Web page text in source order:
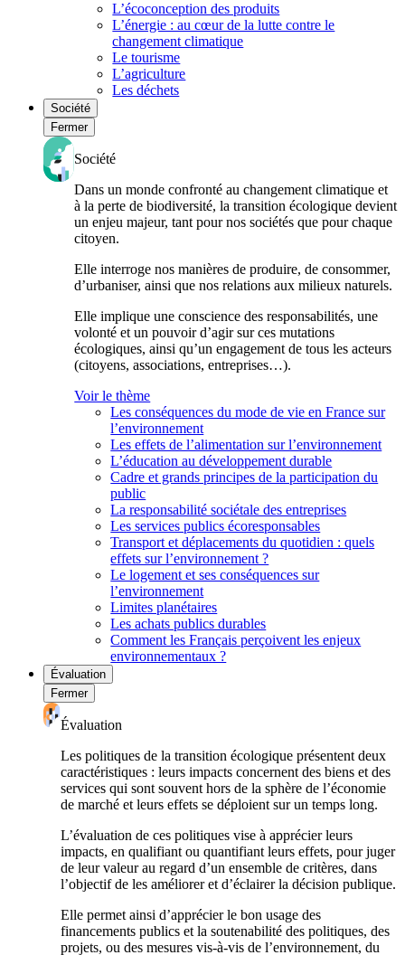
L’écoconception des produits
L’énergie : au cœur de la lutte contre le
changement climatique
Le tourisme
L’agriculture
Les déchets
Société
Fermer
Société
Dans un monde confronté au changement climatique et
à la perte de biodiversité, la transition écologique devient
un enjeu majeur, tant pour nos sociétés que pour chaque
citoyen.
Elle interroge nos manières de produire, de consommer,
d’urbaniser, ainsi que nos relations aux milieux naturels.
Elle implique une conscience des responsabilités, une
volonté et un pouvoir d’agir sur ces mutations
écologiques, ainsi qu’un engagement de tous les acteurs
(citoyens, associations, entreprises…).
Voir le thème
Les conséquences du mode de vie en France sur
l’environnement
Les effets de l’alimentation sur l’environnement
L’éducation au développement durable
Cadre et grands principes de la participation du
public
La responsabilité sociétale des entreprises
Les services publics écoresponsables
Transport et déplacements du quotidien : quels
effets sur l’environnement ?
Le logement et ses conséquences sur
l’environnement
Limites planétaires
Les achats publics durables
Comment les Français perçoivent les enjeux
environnementaux ?
Évaluation
Fermer
Évaluation
Les politiques de la transition écologique présentent deux
caractéristiques : leurs impacts concernent des biens et des
services qui sont souvent hors de la sphère de l’économie
de marché et leurs effets se déploient sur un temps long.
L’évaluation de ces politiques vise à apprécier leurs
impacts, en qualifiant ou quantifiant leurs effets, pour juger
de leur valeur au regard d’un ensemble de critères, dans
l’objectif de les améliorer et d’éclairer la décision publique.
Elle permet ainsi d’apprécier le bon usage des
financements publics et la soutenabilité des politiques, des
projets, ou des mesures vis-à-vis de l’environnement, du